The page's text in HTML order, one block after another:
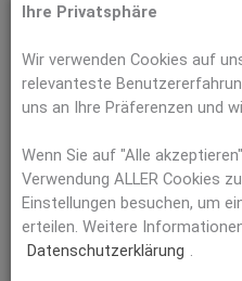
Einmal pro Jahr verleiht der
besondere technisch-
waren bei der diesjährigen
Ihre Privatsphäre
Wir verwenden Cookies auf
relevanteste
uns an Ihre Präferenzen und
Wenn Sie auf "Alle
Verwendung ALLER Cookies
Einstellungen besuchen, um
erteilen. Weitere
Datenschutzerklärung